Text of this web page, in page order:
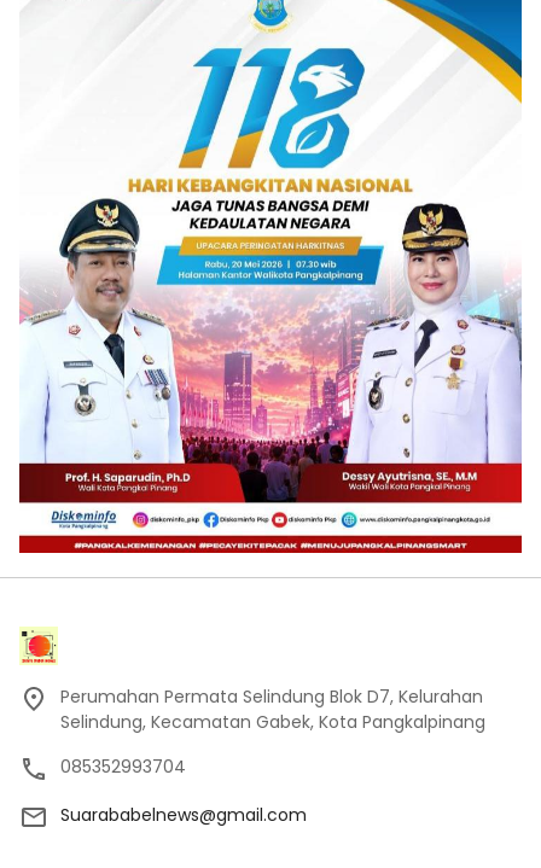
Perumahan Permata Selindung Blok D7, Kelurahan
Selindung, Kecamatan Gabek, Kota Pangkalpinang
085352993704
Suarababelnews@gmail.com